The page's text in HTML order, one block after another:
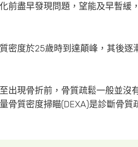
盡早發現問題，望能及早暫緩
密度於25歲時到達顛峰，其後逐
現骨折前，骨質疏鬆一般並沒
質密度掃瞄(DEXA)是診斷骨